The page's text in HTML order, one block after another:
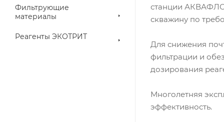
Фильтрующие
материалы
Реагенты ЭКОТРИТ
станции
скважину по
Для снижения
фильтрации и
дозирования
Многолетняя
эффективность.